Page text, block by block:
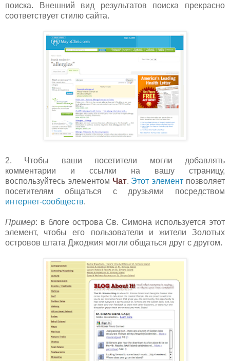
поиска. Внешний вид результатов поиска прекрасно
соответствует стилю сайта.
2. Чтобы ваши посетители могли добавлять
комментарии и ссылки на вашу страницу,
воспользуйтесь элементом Чат. Этот элемент позволяет
посетителям общаться с друзьями посредством
интернет-сообществ.
Пример: в блоге острова Св. Симона используется этот
элемент, чтобы его пользователи и жители Золотых
островов штата Джоджия могли общаться друг с другом.